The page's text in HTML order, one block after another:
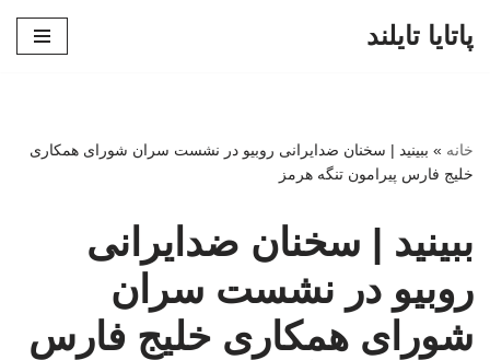
پاتایا تایلند
خانه » ببینید | سخنان ضدایرانی روبیو در نشست سران شورای همکاری
خلیج فارس پیرامون تنگه هرمز
ببینید | سخنان ضدایرانی
روبیو در نشست سران
شورای همکاری خلیج فارس